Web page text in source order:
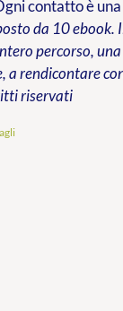
contatto è
da 10
percorso,
a rendicontare
riservati